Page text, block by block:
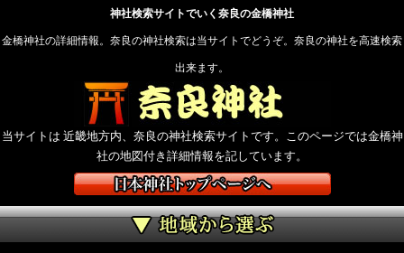
神社検索サイトでいく奈良の金橋神社
金橋神社の詳細情報。奈良の神社検索は当サイトでどうぞ。奈良の神社を高速検索
出来ます。
当サイトは 近畿地方内、奈良の神社検索サイトです。このページでは金橋神
社の地図付き詳細情報を記しています。